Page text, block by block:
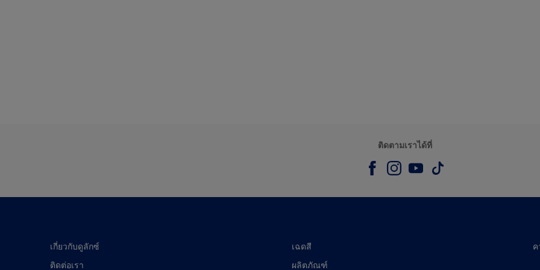
ติดตามเราได้ที่
เกี่ยวกับดูลักซ์
ติดต่อเรา
เฉดสี
ผลิตภัณฑ์